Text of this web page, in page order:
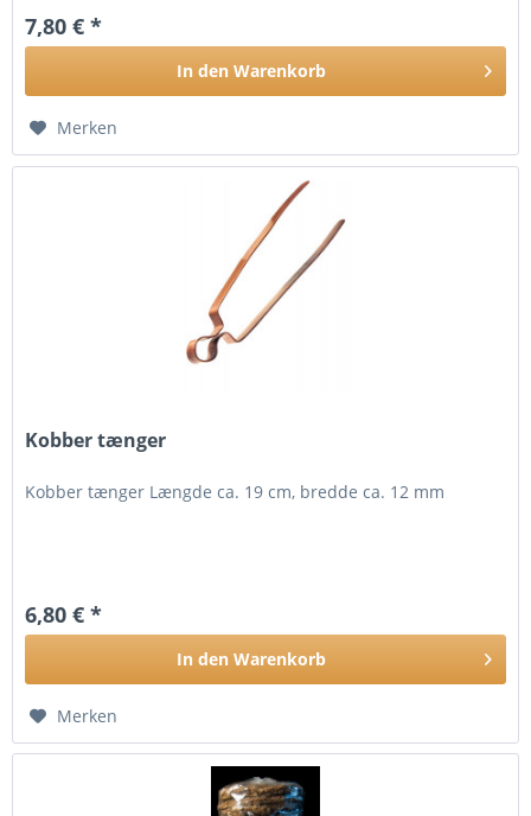
7,80 € *
In den Warenkorb
Merken
Kobber tænger
Kobber tænger Længde ca. 19 cm, bredde ca. 12 mm
6,80 € *
In den Warenkorb
Merken